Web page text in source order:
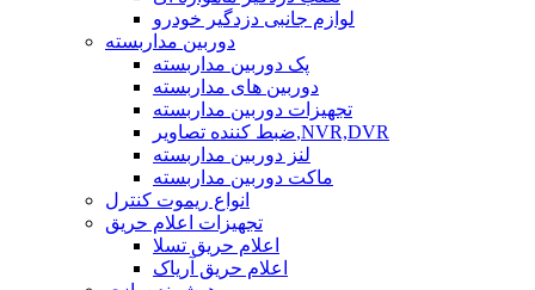
لوازم جانبی دزدگیر خودرو
دوربین مداربسته
پک دوربین مداربسته
دوربین های مداربسته
تجهیزات دوربین مداربسته
ضبط کننده تصاویر,NVR,DVR
لنز دوربین مداربسته
ماکت دوربین مداربسته
انواع ریموت کنترل
تجهیزات اعلام حریق
اعلام حریق تسلا
اعلام حریق آریاک